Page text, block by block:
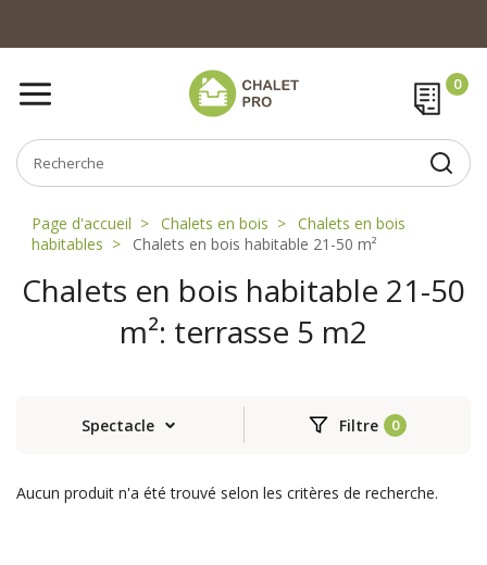
Page d'accueil Chalets en bois
Chalets en bois
habitables
Chalets en bois habitable 21-50 m²
Chalets en bois habitable 21-50
m²: terrasse 5 m2
Spectacle Filtre
Aucun produit n'a été trouvé selon les critères de recherche.